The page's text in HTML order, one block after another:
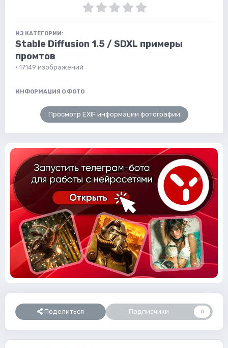
ИЗ КАТЕГОРИИ:
Stable Diffusion 1.5 / SDXL примеры
промтов
· 17149 изображений
ИНФОРМАЦИЯ О ФОТО
Просмотр EXIF информации фотографии
Поделиться Подписчики 0